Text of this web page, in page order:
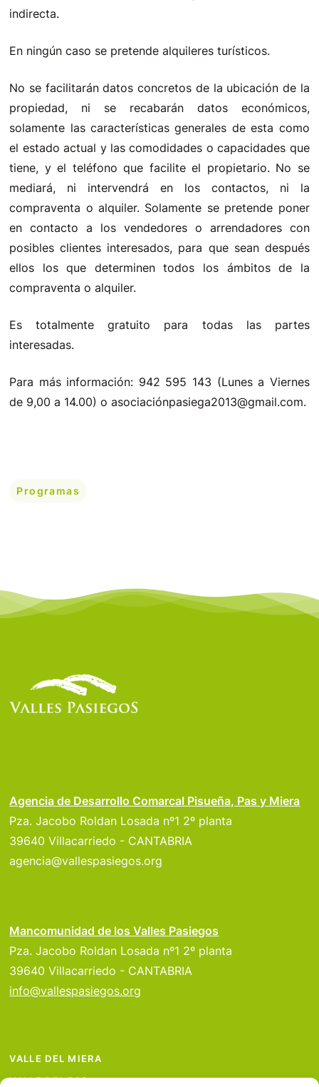
indirecta.
En ningún caso se pretende alquileres turísticos.
No se facilitarán datos concretos de la ubicación de la
propiedad, ni se recabarán datos económicos,
solamente las características generales de esta como
el estado actual y las comodidades o capacidades que
tiene, y el teléfono que facilite el propietario. No se
mediará, ni intervendrá en los contactos, ni la
compraventa o alquiler. Solamente se pretende poner
en contacto a los vendedores o arrendadores con
posibles clientes interesados, para que sean después
ellos los que determinen todos los ámbitos de la
compraventa o alquiler.
Es totalmente gratuito para todas las partes
interesadas.
Para más información: 942 595 143 (Lunes a Viernes
de 9,00 a 14.00) o asociaciónpasiega2013@gmail.com.
Programas
Agencia de Desarrollo Comarcal Pisueña, Pas y Miera
Pza. Jacobo Roldan Losada nº1 2º planta
39640 Villacarriedo - CANTABRIA
agencia@vallespasiegos.org
Mancomunidad de los Valles Pasiegos
Pza. Jacobo Roldan Losada nº1 2º planta
39640 Villacarriedo - CANTABRIA
info@vallespasiegos.org
VALLE DEL MIERA
VALLE DEL PAS